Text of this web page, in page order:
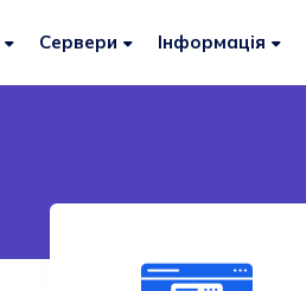
Сервери Інформація